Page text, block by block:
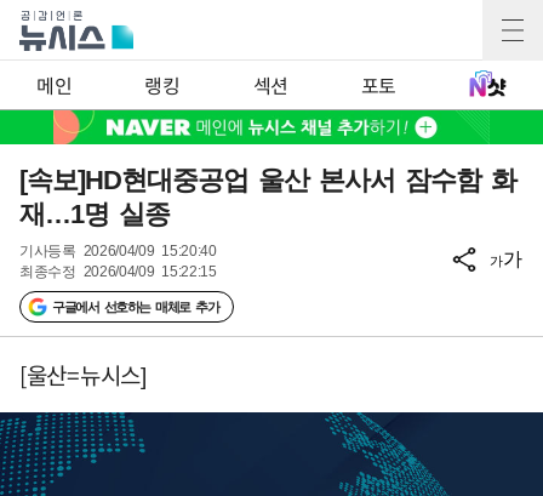
메인 랭킹 섹션 포토
[속보]HD현대중공업 울산 본사서 잠수함 화
재…1명 실종
기사등록 2026/04/09 15:20:40
최종수정 2026/04/09 15:22:15
구글에서 선호하는 매체로 추가
가가
[울산=뉴시스]